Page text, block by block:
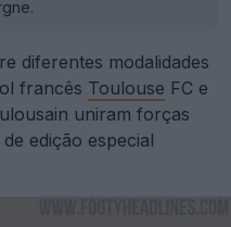
diferentes modalidades
francês Toulouse FC e
uniram forças
de edição especial